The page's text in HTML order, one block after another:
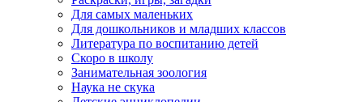
Для самых маленьких
Для дошкольников и младших классов
Литература по воспитанию детей
Скоро в школу
Занимательная зоология
Наука не скука